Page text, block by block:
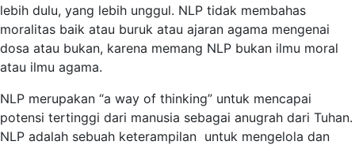
lebih dulu, yang lebih unggul. NLP tidak membahas
moralitas baik atau buruk atau ajaran agama mengenai
dosa atau bukan, karena memang NLP bukan ilmu moral
atau ilmu agama.
NLP merupakan “a way of thinking” untuk mencapai
potensi tertinggi dari manusia sebagai anugrah dari Tuhan.
NLP adalah sebuah keterampilan untuk mengelola dan